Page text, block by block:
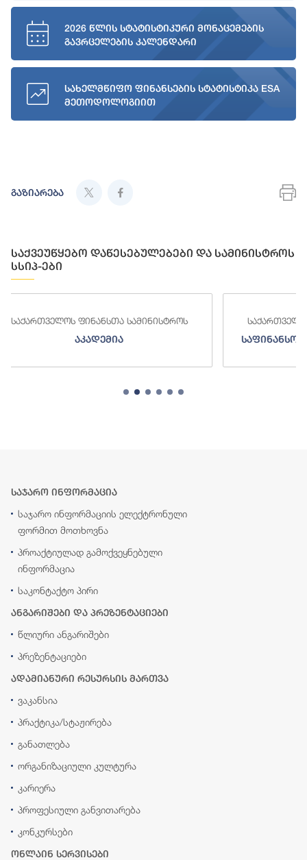
2026 წლის სტატისტიკური მონაცემების
გავრცელების კალენდარი
სახელმწიფო ფინანსების სტატისტიკა ESA
მეთოდოლოგიით
გაზიარება
საქვეუწყებო დაწესებულებები და სამინისტროს
სსიპ-ები
საქართველოს ფინანსთა სამინისტროს
საფინანსო-ანალიტიკური სამსახური
საჯარო ინფორმაცია
საჯარო ინფორმაციის ელექტრონული
ფორმით მოთხოვნა
პროაქტიულად გამოქვეყნებული
ინფორმაცია
საკონტაქტო პირი
ანგარიშები და პრეზენტაციები
წლიური ანგარიშები
პრეზენტაციები
ადამიანური რესურსის მართვა
ვაკანსია
პრაქტიკა/სტაჟირება
განათლება
ორგანიზაციული კულტურა
კარიერა
პროფესიული განვითარება
კონკურსები
ონლაინ სერვისები